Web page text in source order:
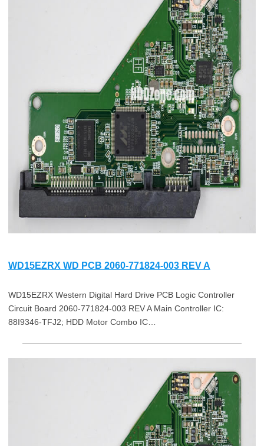
WD15EZRX WD PCB 2060-771824-003 REV A
WD15EZRX Western Digital Hard Drive PCB Logic Controller
Circuit Board 2060-771824-003 REV A Main Controller IC:
88I9346-TFJ2; HDD Motor Combo IC…